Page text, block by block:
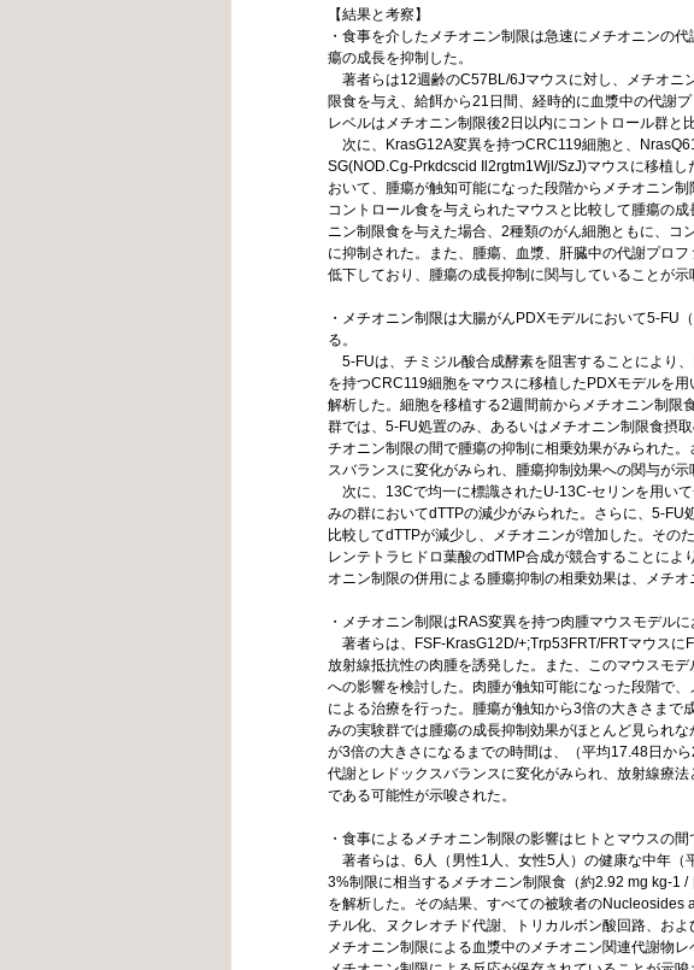
【結果と考察】
・食事を介したメチオニン制限は急速にメチオニンの
瘍の成長を抑制した。
著者らは12週齢のC57BL/6Jマウスに対し、メチオニ
限食を与え、給餌から21日間、経時的に血漿中の代謝
レベルはメチオニン制限後2日以内にコントロール群と
次に、KrasG12A変異を持つCRC119細胞と、
SG(NOD.Cg-Prkdcscid Il2rgtm1Wjl/SzJ)マウスに移植
おいて、腫瘍が触知可能になった段階からメチオニン
コントロール食を与えられたマウスと比較して腫瘍の
ニン制限食を与えた場合、2種類のがん細胞ともに、
に抑制された。また、腫瘍、血漿、肝臓中の代謝プロ
低下しており、腫瘍の成長抑制に関与していることが示
・メチオニン制限は大腸がんPDXモデルにおいて5-
る。
5-FUは、チミジル酸合成酵素を阻害することにより
を持つCRC119細胞をマウスに移植したPDXモデルを
解析した。細胞を移植する2週間前からメチオニン制限
群では、5-FU処置のみ、あるいはメチオニン制限食摂
チオニン制限の間で腫瘍の抑制に相乗効果がみられた
スバランスに変化がみられ、腫瘍抑制効果への関与が示
次に、13Cで均一に標識されたU-13C-セリンを用い
みの群においてdTTPの減少がみられた。さらに、5-
比較してdTTPが減少し、メチオニンが増加した。その
レンテトラヒドロ葉酸のdTMP合成が競合することに
オニン制限の併用による腫瘍抑制の相乗効果は、メチオ
・メチオニン制限はRAS変異を持つ肉腫マウスモデル
著者らは、FSF-KrasG12D/+;Trp53FRT/FRTマウスに
放射線抵抗性の肉腫を誘発した。また、このマウスモ
への影響を検討した。肉腫が触知可能になった段階で
による治療を行った。腫瘍が触知から3倍の大きさま
みの実験群では腫瘍の成長抑制効果がほとんど見られ
が3倍の大きさになるまでの時間は、（平均17.48日か
代謝とレドックスバランスに変化がみられ、放射線療
である可能性が示唆された。
・食事によるメチオニン制限の影響はヒトとマウスの間
著者らは、6人（男性1人、女性5人）の健康な中年（
3%制限に相当するメチオニン制限食（約2.92 mg kg-1
を解析した。その結果、すべての被験者の
チル化、ヌクレオチド代謝、トリカルボン酸回路、お
メチオニン制限による血漿中のメチオニン関連代謝物